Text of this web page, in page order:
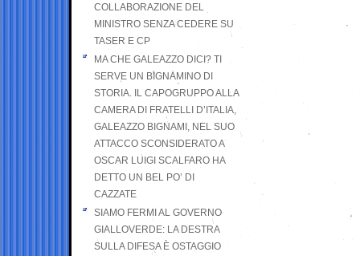
COLLABORAZIONE DEL
MINISTRO SENZA CEDERE SU
TASER E CP
MA CHE GALEAZZO DICI? TI
SERVE UN BIGNAMINO DI
STORIA. IL CAPOGRUPPO ALLA
CAMERA DI FRATELLI D’ITALIA,
GALEAZZO BIGNAMI, NEL SUO
ATTACCO SCONSIDERATO A
OSCAR LUIGI SCALFARO HA
DETTO UN BEL PO’ DI
CAZZATE
SIAMO FERMI AL GOVERNO
GIALLOVERDE: LA DESTRA
SULLA DIFESA È OSTAGGIO